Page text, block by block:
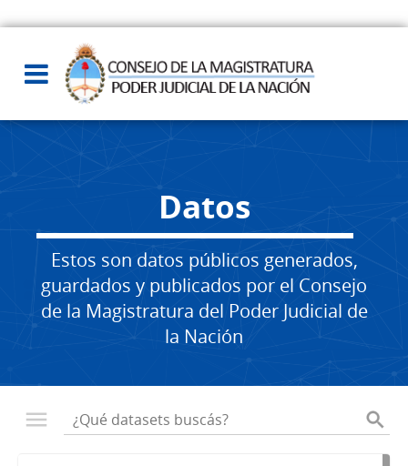
Datos
Estos son datos públicos generados,
guardados y publicados por el Consejo
de la Magistratura del Poder Judicial de
la Nación